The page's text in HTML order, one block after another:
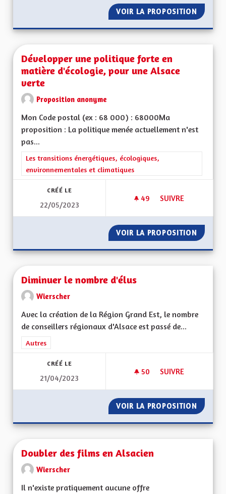
VOIR LA PROPOSITION
Développer une politique forte en
matière d'écologie, pour une Alsace
verte
Proposition anonyme
Mon Code postal (ex : 68 000) : 68000Ma
proposition : La politique menée actuellement n'est
pas...
Filtrer les résultats de la catégorie : Les transitions
Les transitions énergétiques, écologiques,
environnementales et climatiques
CRÉÉ LE
22/05/2023
49 49 ABONNÉS
SUIVRE
VOIR LA PROPOSITION
Diminuer le nombre d'élus
Wierscher
Avec la création de la Région Grand Est, le nombre
de conseillers régionaux d'Alsace est passé de...
Filtrer les résultats de la catégorie : Autres
Autres
CRÉÉ LE
21/04/2023
50 50 ABONNÉS
SUIVRE
VOIR LA PROPOSITION
Doubler des films en Alsacien
Wierscher
Il n'existe pratiquement aucune offre